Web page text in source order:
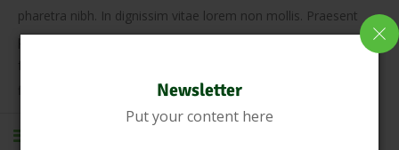
Newsletter
Put your content here
pharetra nibh. In dignissim vitae lorem non mollis. Praesent
pretium tellus in tortor viverra condimentum. Nullam dignissim
finibus mi a neque pretium, ut convallis dui lacinia. Morbi a
rutrum velit. Curabitur sagittis quam quis consectetur mattis.
Aenean sit amet quam vel turpis interdum sagittis et eget